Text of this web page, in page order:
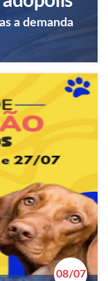
a demanda
08/07